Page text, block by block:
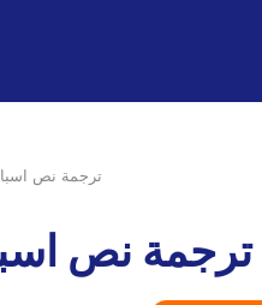
ترجمة نص
ترجمة نص